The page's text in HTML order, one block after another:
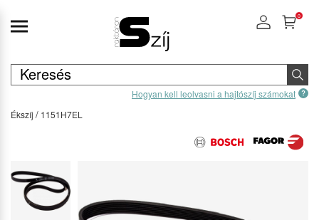
Hogyan kell leolvasni a hajtószíj számokat
0
Ékszíj 1151H7EL